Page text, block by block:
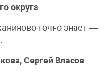
округа
точно знает —
Сергей Власов